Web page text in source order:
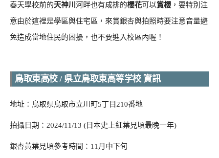
春天學校前的天神川 河畔也有成排的櫻花可以賞櫻 ，要特別注
意由於這裡是學區與住宅區，來賞銀杏與拍照時要注意音量避
免造成當地住民的困擾，也不要進入校區內喔！
鳥取東高校 / 県立鳥取東高等学校 資訊
地址：鳥取県鳥取市立川町5丁目210番地
拍攝日期：2024/11/13 (日本史上紅葉見頃最晚一年)
銀杏黃葉見頃參考時間：11月中下旬